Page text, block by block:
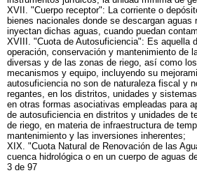
XVII. "Cuerpo receptor": La corriente o
bienes nacionales donde se descargan
inyectan dichas aguas, cuando puedan
XVIII. "Cuota de Autosuficiencia": Es aquella
operación, conservación y mantenimiento de
diversas y de las zonas de riego, así como
mecanismos y equipo, incluyendo su
autosuficiencia no son de naturaleza fiscal y
regantes, en los distritos, unidades y
en otras formas asociativas empleadas para
de autosuficiencia en distritos y unidades de
de riego, en materia de infraestructura de
mantenimiento y las inversiones inherentes;
XIX. "Cuota Natural de Renovación de las
cuenca hidrológica o en un cuerpo de aguas
3 de 97